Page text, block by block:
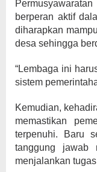
berperan aktif
diharapkan
desa sehingga
“Lembaga ini
sistem
Kemudian,
memastikan
terpenuhi. Baru
tanggung jawab
menjalankan